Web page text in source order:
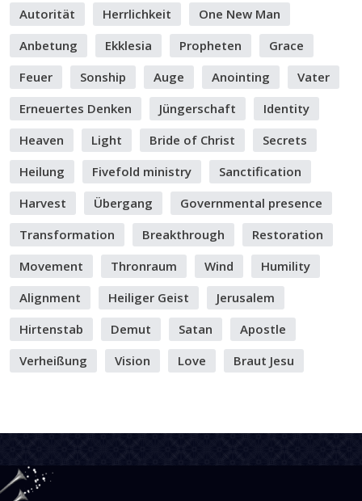
Autorität
Herrlichkeit
One New Man
Anbetung
Ekklesia Propheten
Grace
Feuer
Sonship Auge Anointing
Vater
Erneuertes Denken
Jüngerschaft
Identity
Heaven
Light Bride of Christ
Secrets
Heilung
Fivefold ministry
Sanctification
Harvest
Übergang
Governmental presence
Transformation
Breakthrough
Restoration
Movement
Thronraum Wind
Humility
Alignment
Heiliger Geist
Jerusalem
Hirtenstab
Demut Satan
Apostle
Verheißung
Vision Love Braut Jesu